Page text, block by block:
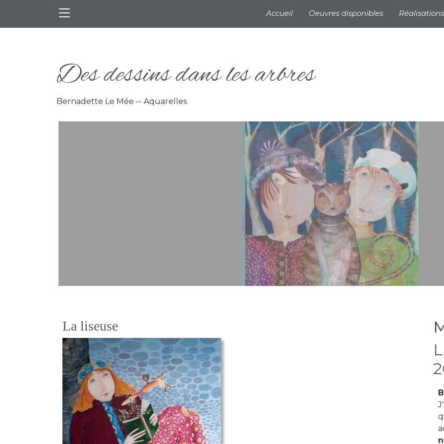
Navigation principale
Accueil Oeuvres disponibles Réalisations
Des dessins dans les arbres
Bernadette Le Mée -- Aquarelles
La liseuse